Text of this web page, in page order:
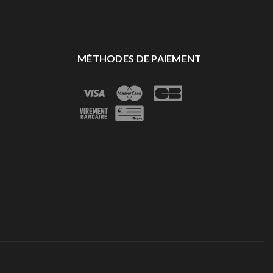
MÉTHODES DE PAIEMENT